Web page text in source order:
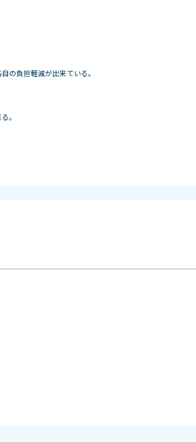
の負担軽減が出来ている。
。